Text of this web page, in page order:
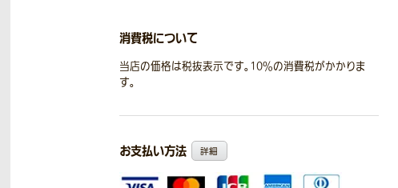
消費税について
当店の価格は税抜表示です。10％の消費税がかかりま
す。
お支払い方法 詳細